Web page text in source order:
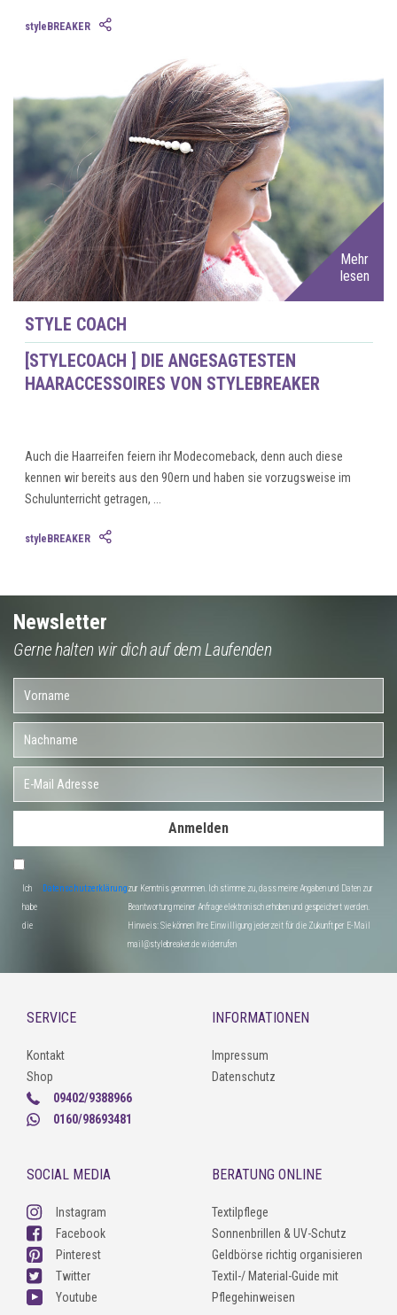
styleBREAKER
Mehr
lesen
STYLE COACH
[STYLECOACH ] DIE ANGESAGTESTEN
HAARACCESSOIRES VON STYLEBREAKER
Auch die Haarreifen feiern ihr Modecomeback, denn auch diese
kennen wir bereits aus den 90ern und haben sie vorzugsweise im
Schulunterricht getragen, ...
styleBREAKER
Newsletter
Gerne halten wir dich auf dem Laufenden
Anmelden
Ich
habe
die
Datenschutzerklärungzur Kenntnis genommen. Ich stimme zu, dass meine Angaben und Daten zur
Beantwortung meiner Anfrage elektronisch erhoben und gespeichert werden.
Hinweis: Sie können Ihre Einwilligung jederzeit für die Zukunft per E-Mail
mail@stylebreaker.de widerrufen
SERVICE
Kontakt
Shop
09402/9388966
0160/98693481
INFORMATIONEN
Impressum
Datenschutz
SOCIAL MEDIA
Instagram
Facebook
Pinterest
Twitter
Youtube
BERATUNG ONLINE
Textilpflege
Sonnenbrillen & UV-Schutz
Geldbörse richtig organisieren
Textil-/ Material-Guide mit
Pflegehinweisen